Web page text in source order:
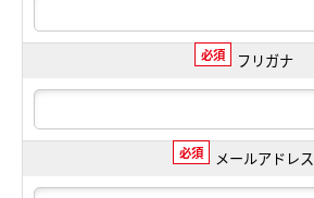
必須 フリガナ
必須 メールアドレス